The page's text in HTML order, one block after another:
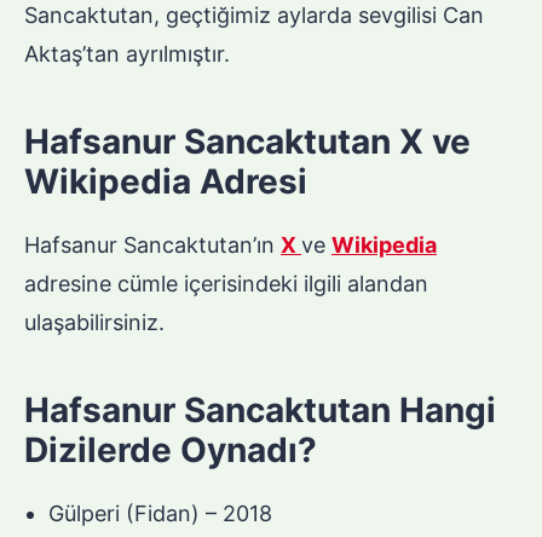
Sancaktutan, geçtiğimiz aylarda sevgilisi Can
Aktaş’tan ayrılmıştır.
Hafsanur Sancaktutan X ve
Wikipedia Adresi
Hafsanur Sancaktutan’ın X ve Wikipedia
adresine cümle içerisindeki ilgili alandan
ulaşabilirsiniz.
Hafsanur Sancaktutan Hangi
Dizilerde Oynadı?
Gülperi (Fidan) – 2018